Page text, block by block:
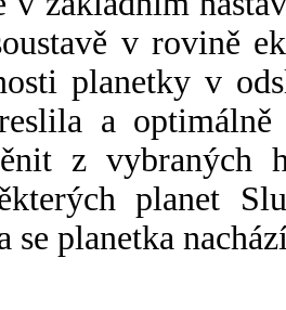
v rovině
planetky v
a
z vybraných
planet
se planetka